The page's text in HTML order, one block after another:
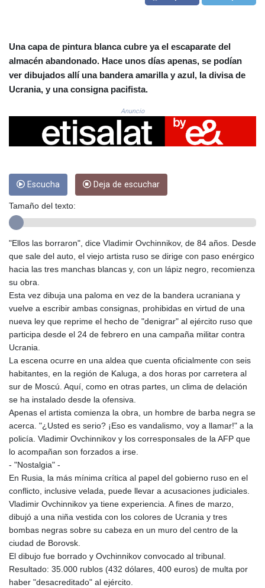
CRC 523.993489
CVE 110.26363
CZK 24.258158
DJF 205.267449
DKK 7.477932
DOP 67.289164
DZD 152.967099
EGP 57.293288
ERN 17.342035
ETB 186.049588
FKP 0.8566
GBP 0.858527
GEL 3.017966
GMD 84.980421
GNF 10123.874202
GTQ 8.794891
HNL 30.895616
HRK 7.536622
HTG 150.718127
IDR 20580.370421
ILS 3.468234
IMP 0.8566
IQD 1509.981237
1590322.371805
JMD 183.057725
JPY 182.445186
KRW 1627.712241
Una capa de pintura blanca cubre ya el escaparate del
almacén abandonado. Hace unos días apenas, se podían
ver dibujados allí una bandera amarilla y azul, la divisa de
Ucrania, y una consigna pacifista.
Anuncio
Escucha Deja de escuchar
Tamaño del texto:
"Ellos las borraron", dice Vladimir Ovchinnikov, de 84 años. Desde
que sale del auto, el viejo artista ruso se dirige con paso enérgico
hacia las tres manchas blancas y, con un lápiz negro, recomienza
su obra.
Esta vez dibuja una paloma en vez de la bandera ucraniana y
vuelve a escribir ambas consignas, prohibidas en virtud de una
nueva ley que reprime el hecho de "denigrar" al ejército ruso que
participa desde el 24 de febrero en una campaña militar contra
Ucrania.
La escena ocurre en una aldea que cuenta oficialmente con seis
habitantes, en la región de Kaluga, a dos horas por carretera al
sur de Moscú. Aquí, como en otras partes, un clima de delación
se ha instalado desde la ofensiva.
Apenas el artista comienza la obra, un hombre de barba negra se
acerca. "¿Usted es serio? ¡Eso es vandalismo, voy a llamar!" a la
policía. Vladimir Ovchinnikov y los corresponsales de la AFP que
lo acompañan son forzados a irse.
- "Nostalgia" -
En Rusia, la más mínima crítica al papel del gobierno ruso en el
conflicto, inclusive velada, puede llevar a acusaciones judiciales.
Vladimir Ovchinnikov ya tiene experiencia. A fines de marzo,
dibujó a una niña vestida con los colores de Ucrania y tres
bombas negras sobre su cabeza en un muro del centro de la
ciudad de Borovsk.
El dibujo fue borrado y Ovchinnikov convocado al tribunal.
Resultado: 35.000 rublos (432 dólares, 400 euros) de multa por
haber "desacreditado" al ejército.